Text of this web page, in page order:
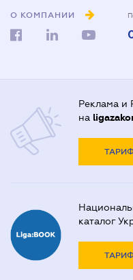
О КОМПАНИИ
Реклама и
на
каталог